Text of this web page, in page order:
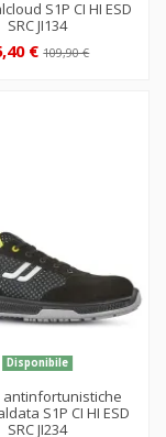
S1P CI HI ESD
SRC JI134
€109,90 €
Disponibile
antinfortunistiche
S1P CI HI ESD
SRC JI234